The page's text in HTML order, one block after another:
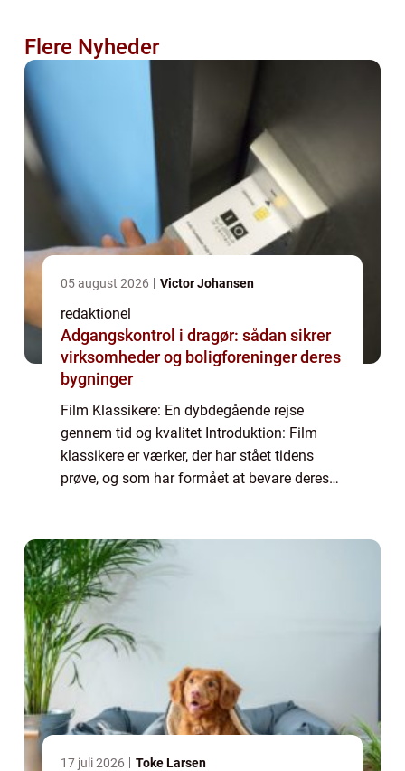
Flere Nyheder
05 august 2026 Victor Johansen
redaktionel
Adgangskontrol i dragør: sådan sikrer
virksomheder og boligforeninger deres
bygninger
Film Klassikere: En dybdegående rejse
gennem tid og kvalitet Introduktion: Film
klassikere er værker, der har stået tidens
prøve, og som har formået at bevare deres
indflyde...
17 juli 2026 Toke Larsen